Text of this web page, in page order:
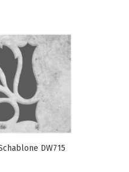
DW715